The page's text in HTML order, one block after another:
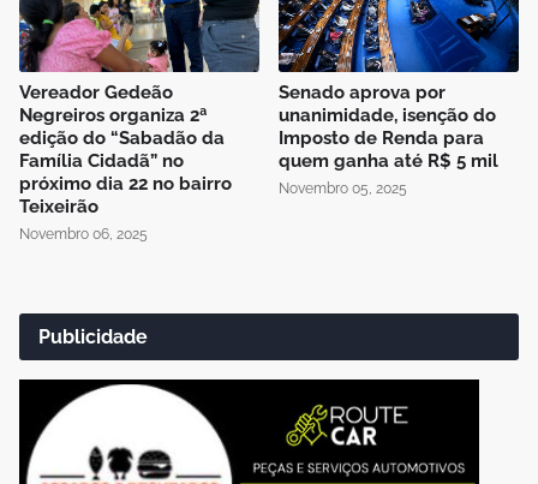
Vereador Gedeão
Negreiros organiza 2ª
edição do “Sabadão da
Família Cidadã” no
próximo dia 22 no bairro
Teixeirão
Novembro 06, 2025
Senado aprova por
unanimidade, isenção do
Imposto de Renda para
quem ganha até R$ 5 mil
Novembro 05, 2025
Publicidade